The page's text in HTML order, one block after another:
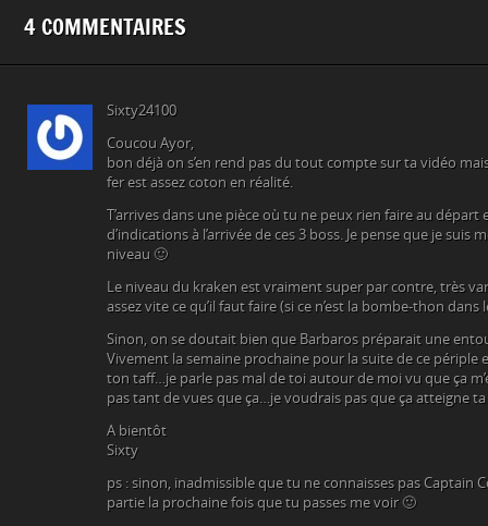
4 COMMENTAIRES
Sixty24100
Coucou Ayor,
bon déjà on s’en rend pas du tout compte sur ta vidéo
fer est assez coton en réalité.
T’arrives dans une pièce où tu ne peux rien faire au départ
d’indications à l’arrivée de ces 3 boss. Je pense que je suis
niveau 🙂
Le niveau du kraken est vraiment super par contre, très
assez vite ce qu’il faut faire (si ce n’est la bombe-thon dans
Sinon, on se doutait bien que Barbaros préparait une
Vivement la semaine prochaine pour la suite de ce
ton taff…je parle pas mal de toi autour de moi vu que ça
pas tant de vues que ça…je voudrais pas que ça atteigne
A bientôt
Sixty
ps : sinon, inadmissible que tu ne connaisses pas Captain
partie la prochaine fois que tu passes me voir 🙂